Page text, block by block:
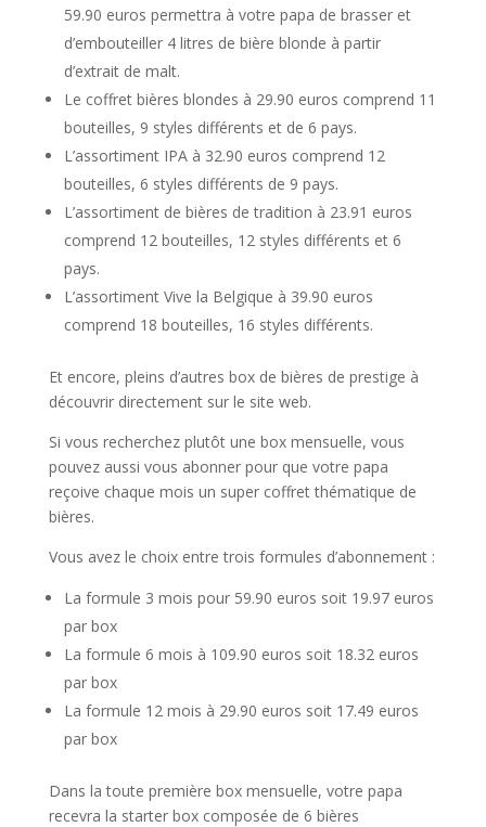
59.90 euros permettra à votre papa de brasser et
d’embouteiller 4 litres de bière blonde à partir
d’extrait de malt.
Le coffret bières blondes à 29.90 euros comprend 11
bouteilles, 9 styles différents et de 6 pays.
L’assortiment IPA à 32.90 euros comprend 12
bouteilles, 6 styles différents de 9 pays.
L’assortiment de bières de tradition à 23.91 euros
comprend 12 bouteilles, 12 styles différents et 6
pays.
L’assortiment Vive la Belgique à 39.90 euros
comprend 18 bouteilles, 16 styles différents.
Et encore, pleins d’autres box de bières de prestige à
découvrir directement sur le site web.
Si vous recherchez plutôt une box mensuelle, vous
pouvez aussi vous abonner pour que votre papa
reçoive chaque mois un super coffret thématique de
bières.
Vous avez le choix entre trois formules d’abonnement :
La formule 3 mois pour 59.90 euros soit 19.97 euros
par box
La formule 6 mois à 109.90 euros soit 18.32 euros
par box
La formule 12 mois à 29.90 euros soit 17.49 euros
par box
Dans la toute première box mensuelle, votre papa
recevra la starter box composée de 6 bières